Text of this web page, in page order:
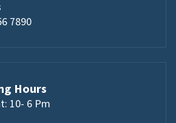
7890
Hours
10- 6 Pm